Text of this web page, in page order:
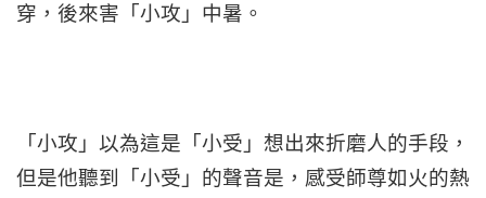
穿，後來害「小攻」中暑。
「小攻」以為這是「小受」想出來折磨人的手段，
但是他聽到「小受」的聲音是，感受師尊如火的熱